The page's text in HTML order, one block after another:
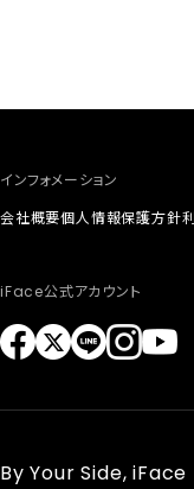
インフォメーション
会社概要個人情報保護方針
iFace公式アカウント
By Your Side, iFace